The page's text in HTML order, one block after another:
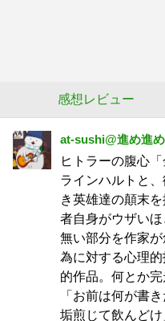
感想レビュー
at-sushi@進め進
ヒトラーの腹心
ラインハルトと
き英雄達の顛末
者自身がウザい
無い部分を作家
為に対する心理
的作品。何とか
「お前は何が書
垢煎じて飲んど